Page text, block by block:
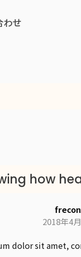
わせ
how
2018年4
dolor sit amet,